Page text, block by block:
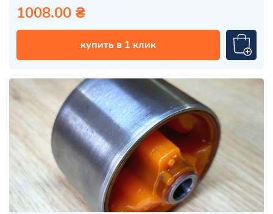
1008.00 ₴
купить в 1 клик